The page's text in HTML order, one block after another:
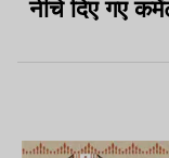
नीचे दिए गए